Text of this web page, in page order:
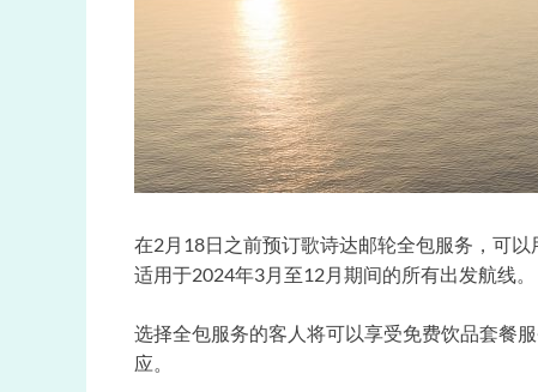
在2月18日之前预订歌诗达邮轮全包服务，可
适用于2024年3月至12月期间的所有出发航线。
选择全包服务的客人将可以享受免费饮品套餐
应。